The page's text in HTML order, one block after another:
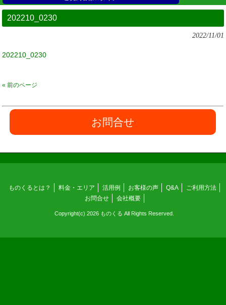
202210_0230
2022/11/01
202210_0230
« 前のページ
お問合せ
ものくるとは？ 料金・エリア 活用例 お客様の声 Q&A
ご利用方法
お問合せ
会社概要
Copyright(c) 2026 ものくる All Rights Reserved.